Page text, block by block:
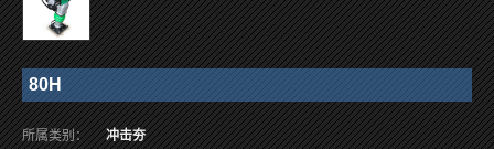
80H
所属类别： 冲击夯